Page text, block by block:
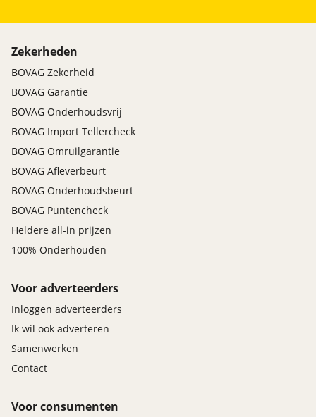
Zekerheden
BOVAG Zekerheid
BOVAG Garantie
BOVAG Onderhoudsvrij
BOVAG Import Tellercheck
BOVAG Omruilgarantie
BOVAG Afleverbeurt
BOVAG Onderhoudsbeurt
BOVAG Puntencheck
Heldere all-in prijzen
100% Onderhouden
Voor adverteerders
Inloggen adverteerders
Ik wil ook adverteren
Samenwerken
Contact
Voor consumenten